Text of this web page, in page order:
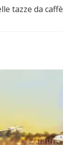
tazze da caffè